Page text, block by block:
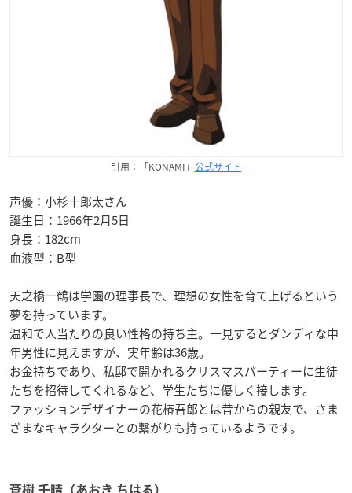
引用：「KONAMI」 公式サイト
声優：小杉十郎太さん
誕生日：1966年2月5日
身長：182cm
血液型：B型
天之橋一鶴は学園の理事長で、理想の女性を育て上げるという
夢を持っています。
温和で人当たりの良い性格の持ち主。一見するとダンディな中
年男性に見えますが、実年齢は36歳。
お金持ちであり、私邸で開かれるクリスマスパーティーに生徒
たちを招待してくれるなど、学生たちに優しく接します。
ファッションデザイナーの花椿吾郎とは昔からの親友で、さま
ざまなキャラクターとの繋がりも持っているようです。
蒼樹 千晴（あおき ちはる）